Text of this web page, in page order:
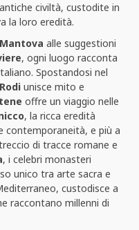
civiltà, custodite in
la loro eredità.
Mantova alle suggestioni
, ogni luogo racconta
Spostandosi nel
unisce mito e
offre un viaggio nelle
, la ricca eredità
contemporaneità, e più a
di tracce romane e
, i celebri monasteri
unico tra arte sacra e
custodisce a
raccontano millenni di